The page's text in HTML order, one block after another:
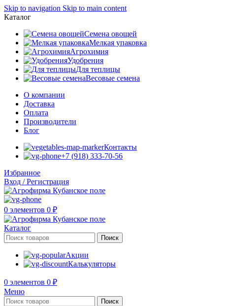
Skip to navigation Skip to main content
Каталог
Семена овощей
Мелкая упаковка
Агрохимия
Удобрения
Для теплицы
Весовые семена
О компании
Доставка
Оплата
Производители
Блог
Контакты
+7 (918) 333-70-56
Избранное
Вход / Регистрация
0 элементов 0 ₽
Каталог
Поиск
Акции
Калькуляторы
0 элементов 0 ₽
Меню
Поиск